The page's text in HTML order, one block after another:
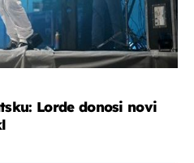
Lorde donosi novi